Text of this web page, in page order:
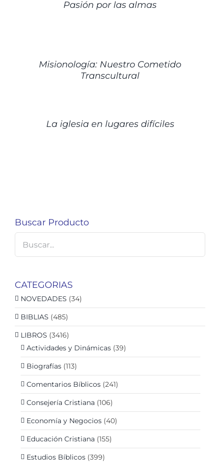
Pasión por las almas
Misionología: Nuestro Cometido
Transcultural
La iglesia en lugares difíciles
Buscar Producto
CATEGORIAS
NOVEDADES (34)
BIBLIAS (485)
LIBROS (3416)
Actividades y Dinámicas (39)
Biografías (113)
Comentarios Bíblicos (241)
Consejería Cristiana (106)
Economía y Negocios (40)
Educación Cristiana (155)
Estudios Bíblicos (399)